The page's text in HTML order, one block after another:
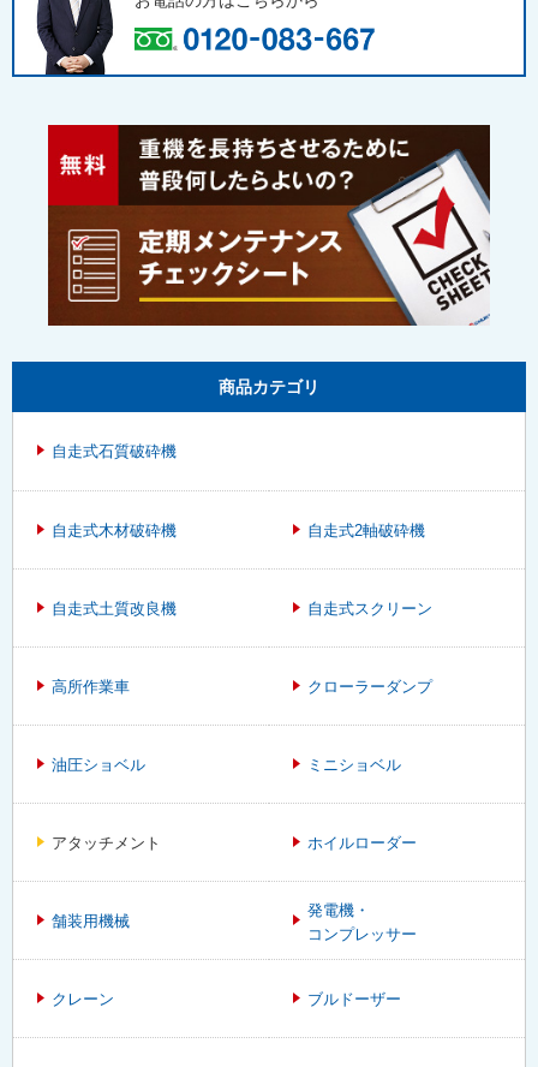
商品カテゴリ
自走式石質破砕機
自走式木材破砕機 自走式2軸破砕機
自走式土質改良機 自走式スクリーン
高所作業車 クローラーダンプ
油圧ショベル ミニショベル
アタッチメント ホイルローダー
舗装用機械
発電機・
コンプレッサー
クレーン ブルドーザー